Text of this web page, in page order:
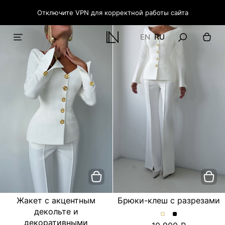
Отключите VPN для корректной работы сайта
EN RU
Жакет с акцентным
декольте и
декоративными
Брюки-клеш с разрезами
Брюки-Брюки-